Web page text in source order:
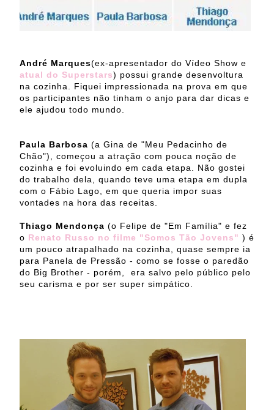
André Marques(ex-apresentador do Vídeo Show e
atual do Superstars) possui grande desenvoltura
na cozinha. Fiquei impressionada na prova em que
os participantes não tinham o anjo para dar dicas e
ele ajudou todo mundo.
Paula Barbosa (a Gina de "Meu Pedacinho de
Chão"), começou a atração com pouca noção de
cozinha e foi evoluindo em cada etapa. Não gostei
do trabalho dela, quando teve uma etapa em dupla
com o Fábio Lago, em que queria impor suas
vontades na hora das receitas.
Thiago Mendonça (o Felipe de "Em Família" e fez
o Renato Russo no filme "Somos Tão Jovens" ) é
um pouco atrapalhado na cozinha, quase sempre ia
para Panela de Pressão - como se fosse o paredão
do Big Brother - porém, era salvo pelo público pelo
seu carisma e por ser super simpático.